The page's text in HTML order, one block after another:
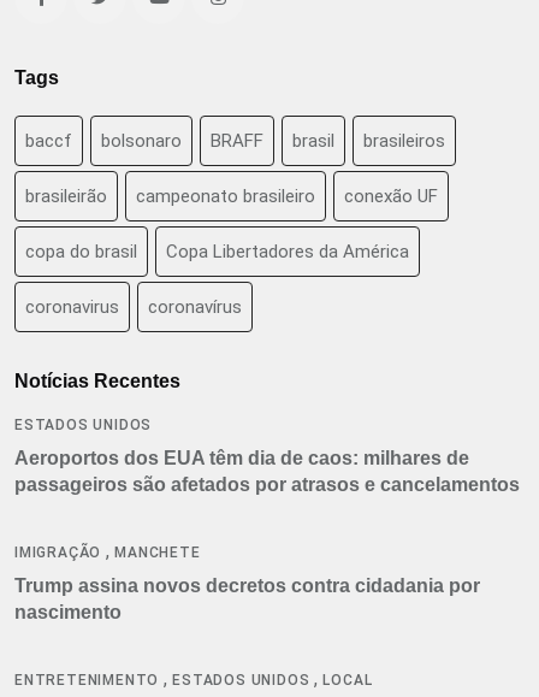
Tags
baccf bolsonaro BRAFF brasil brasileiros
brasileirão campeonato brasileiro conexão UF
copa do brasil Copa Libertadores da América
coronavirus coronavírus
Notícias Recentes
ESTADOS UNIDOS
Aeroportos dos EUA têm dia de caos: milhares de
passageiros são afetados por atrasos e cancelamentos
IMIGRAÇÃO ,MANCHETE
Trump assina novos decretos contra cidadania por
nascimento
ENTRETENIMENTO ,ESTADOS UNIDOS ,LOCAL